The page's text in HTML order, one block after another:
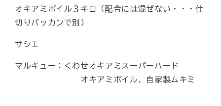
オキアミボイル３キロ（配合には混ぜない・・・仕
切りバッカンで別）
サシエ
マルキュー：くわせオキアミスーパーハード
オキアミボイル、自家製ムキミ